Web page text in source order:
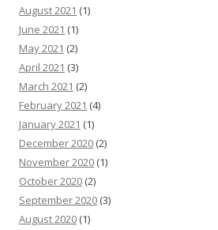
August 2021 (1)
June 2021 (1)
May 2021 (2)
April 2021 (3)
March 2021 (2)
February 2021 (4)
January 2021 (1)
December 2020 (2)
November 2020 (1)
October 2020 (2)
September 2020 (3)
August 2020 (1)